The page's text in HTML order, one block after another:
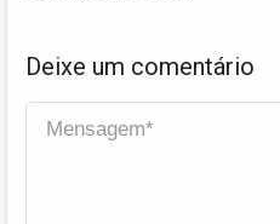
Deixe um comentário